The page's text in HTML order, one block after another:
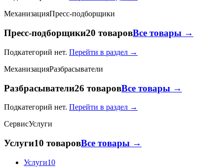
МеханизацияПресс-подборщики
Пресс-подборщики20 товаровВсе товары →
Подкатегорий нет. Перейти в раздел →
МеханизацияРазбрасыватели
Разбрасыватели26 товаровВсе товары →
Подкатегорий нет. Перейти в раздел →
СервисУслуги
Услуги10 товаровВсе товары →
Услуги10